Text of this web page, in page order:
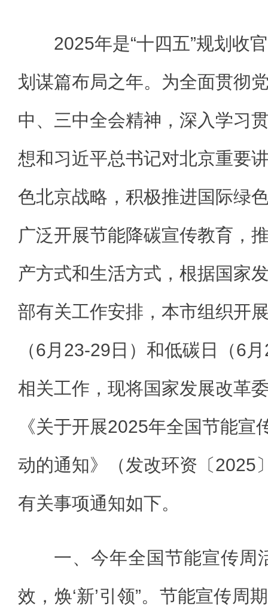
2025年是“十四五”规划收
划谋篇布局之年。为全面贯彻
中、三中全会精神，深入学习
想和习近平总书记对北京重要
色北京战略，积极推进国际绿
广泛开展节能降碳宣传教育，
产方式和生活方式，根据国家
部有关工作安排，本市组织开
（6月23-29日）和低碳日（6
相关工作，现将国家发展改革
《关于开展2025年全国节能宣
动的通知》（发改环资〔2025
有关事项通知如下。
一、今年全国节能宣传周
效，焕‘新’引领”。节能宣传周